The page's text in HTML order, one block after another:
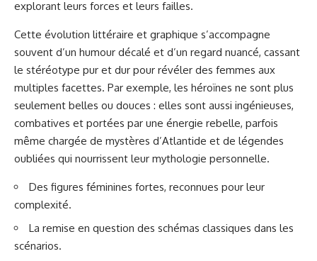
explorant leurs forces et leurs failles.
Cette évolution littéraire et graphique s’accompagne
souvent d’un humour décalé et d’un regard nuancé, cassant
le stéréotype pur et dur pour révéler des femmes aux
multiples facettes. Par exemple, les héroïnes ne sont plus
seulement belles ou douces : elles sont aussi ingénieuses,
combatives et portées par une énergie rebelle, parfois
même chargée de mystères d’Atlantide et de légendes
oubliées qui nourrissent leur mythologie personnelle.
Des figures féminines fortes, reconnues pour leur
complexité.
La remise en question des schémas classiques dans les
scénarios.